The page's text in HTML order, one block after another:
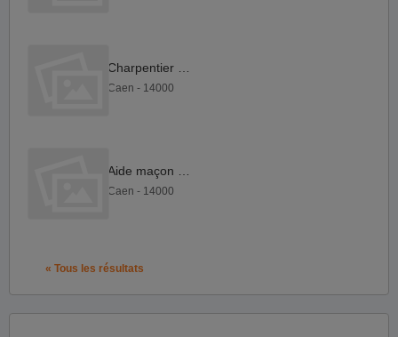
Caen - 14000
Caen - 14000
« Tous les résultats